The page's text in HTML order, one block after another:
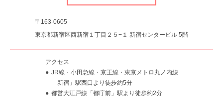
〒163-0605
東京都新宿区西新宿１丁目２５−１ 新宿センタービル 5階
アクセス
JR線・小田急線・京王線・東京メトロ丸ノ内線
「新宿」駅西口より徒歩約5分
都営大江戸線「都庁前」駅より徒歩約2分